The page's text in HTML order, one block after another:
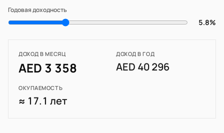
Годовая доходность
5.8%
ДОХОД В МЕСЯЦ
AED 3 358
ДОХОД В ГОД
AED 40 296
ОКУПАЕМОСТЬ
≈ 17.1 лет